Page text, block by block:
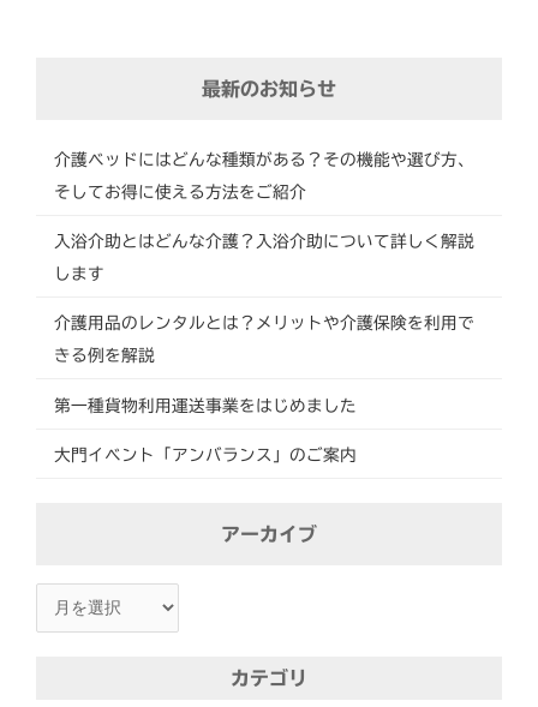
最新のお知らせ
介護ベッドにはどんな種類がある？その機能や選び方、
そしてお得に使える方法をご紹介
入浴介助とはどんな介護？入浴介助について詳しく解説
します
介護用品のレンタルとは？メリットや介護保険を利用で
きる例を解説
第一種貨物利用運送事業をはじめました
大門イベント「アンバランス」のご案内
アーカイブ
カ
カテゴリ